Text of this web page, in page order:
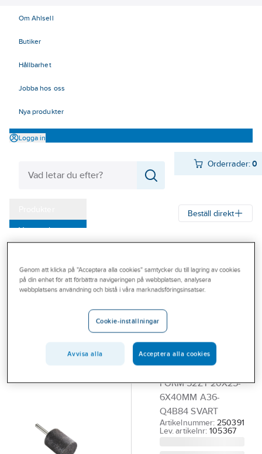
Om Ahlsell
Butiker
Hållbarhet
Jobba hos oss
Nya produkter
Logga in
Orderrader:0
Varumärken
Outlet
Branscher
Beställ direkt
TYROLIT
52ZY. För
gjutgods
SLIPSTIFT TYROLIT
FORM 52ZY 20X25-
6X40MM A36-
Q4B84 SVART
Artikelnummer: 250391
Lev. artikelnr: 105367
Genom att klicka på "Acceptera alla cookies" samtycker du till lagring av cookies
på din enhet för att förbättra navigeringen på webbplatsen, analysera
webbplatsens användning och bistå i våra marknadsföringsinsatser.
Cookie-inställningar
Avvisa alla Acceptera alla cookies